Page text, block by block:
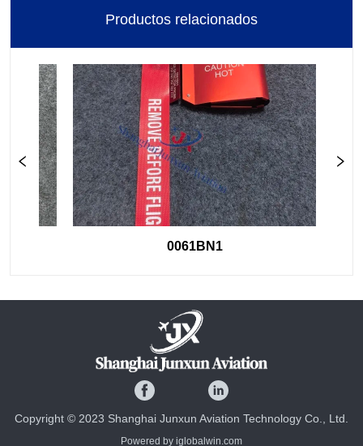
Productos relacionados
0061BN1
Copyright © 2023 Shanghai Junxun Aviation Technology Co., Ltd.
Powered by iglobalwin.com